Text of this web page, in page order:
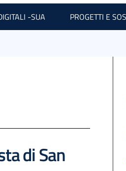
-SUA PROGETTI E
di San